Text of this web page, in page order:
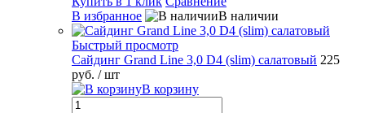
В избранное
В наличии
Быстрый просмотр
Сайдинг Grand Line 3,0 D4 (slim) салатовый 225
руб. / шт
В корзину